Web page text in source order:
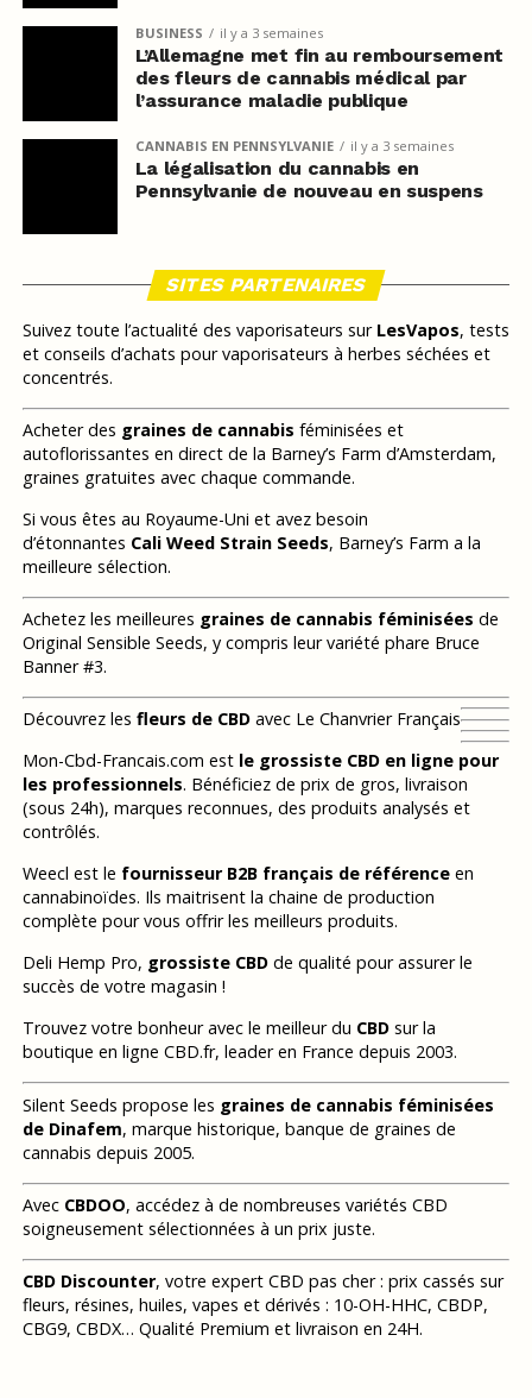
BUSINESS il y a 3 semaines
L’Allemagne met fin au remboursement
des fleurs de cannabis médical par
l’assurance maladie publique
CANNABIS EN PENNSYLVANIE il y a 3 semaines
La légalisation du cannabis en
Pennsylvanie de nouveau en suspens
SITES PARTENAIRES
Suivez toute l’actualité des vaporisateurs sur LesVapos, tests
et conseils d’achats pour vaporisateurs à herbes séchées et
concentrés.
Acheter des graines de cannabis féminisées et
autoflorissantes en direct de la Barney’s Farm d’Amsterdam,
graines gratuites avec chaque commande.
Si vous êtes au Royaume-Uni et avez besoin
d’étonnantes Cali Weed Strain Seeds, Barney’s Farm a la
meilleure sélection.
Achetez les meilleures graines de cannabis féminisées de
Original Sensible Seeds, y compris leur variété phare Bruce
Banner #3.
Découvrez les fleurs de CBDavec Le Chanvrier Français
Mon-Cbd-Francais.com est le grossiste CBD en ligne pour
les professionnels. Bénéficiez de prix de gros, livraison
(sous 24h), marques reconnues, des produits analysés et
contrôlés.
Weecl est le fournisseur B2B français de référenceen
cannabinoïdes. Ils maitrisent la chaine de production
complète pour vous offrir les meilleurs produits.
Deli Hemp Pro, grossiste CBDde qualité pour assurer le
succès de votre magasin !
Trouvez votre bonheur avec le meilleur du CBDsur la
boutique en ligne CBD.fr, leader en France depuis 2003.
Silent Seeds propose les graines de cannabis féminisées
de Dinafem, marque historique, banque de graines de
cannabis depuis 2005.
Avec CBDOO, accédez à de nombreuses variétés CBD
soigneusement sélectionnées à un prix juste.
CBD Discounter, votre expert CBD pas cher : prix cassés sur
fleurs, résines, huiles, vapes et dérivés : 10-OH-HHC, CBDP,
CBG9, CBDX… Qualité Premium et livraison en 24H.